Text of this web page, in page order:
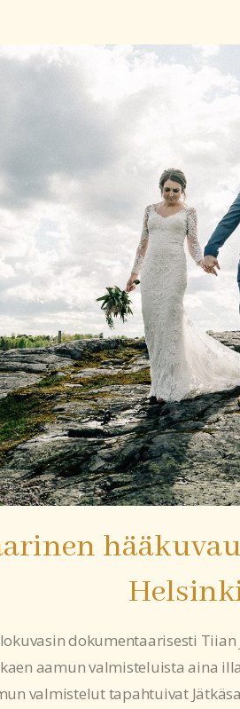
dokumentaarisesti
aamun valmisteluista aina
valmistelut tapahtuivat